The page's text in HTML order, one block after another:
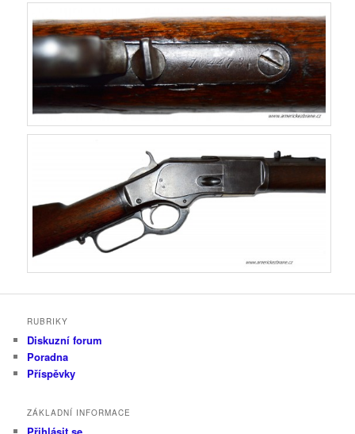
RUBRIKY
Diskuzní forum
Poradna
Příspěvky
ZÁKLADNÍ INFORMACE